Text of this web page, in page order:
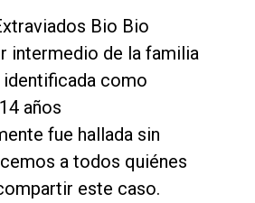
Bio Bio
intermedio de la familia
identificada como
años
fue hallada sin
a todos quiénes
este caso.